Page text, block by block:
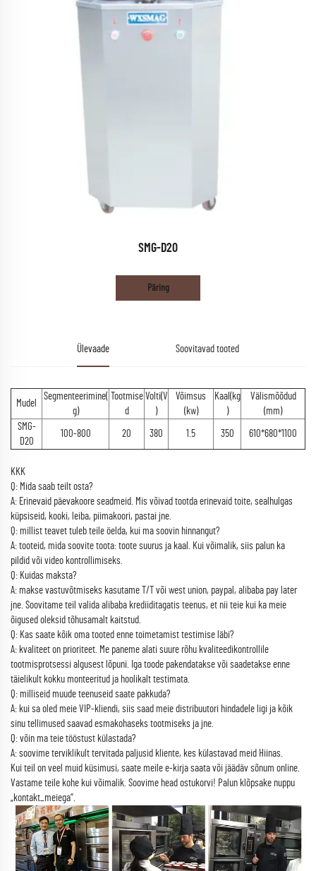
SMG-D20
Päring
Ülevaade Soovitavad tooted
Mudel
Segmenteerimine(
g)
Tootmise
d
Volti(V
)
Võimsus
(kw)
Kaal(kg
)
Välismõõdud
(mm)
SMG-
D20
100-800 20 380 1.5 350 610*680*1100
KKK
Q: Mida saab teilt osta?
A: Erinevaid päevakoore seadmeid. Mis võivad tootda erinevaid toite, sealhulgas
küpsiseid, kooki, leiba, piimakoori, pastai jne.
Q: millist teavet tuleb teile öelda, kui ma soovin hinnangut?
A: tooteid, mida soovite toota: toote suurus ja kaal. Kui võimalik, siis palun ka
pildid või video kontrollimiseks.
Q: Kuidas maksta?
A: makse vastuvõtmiseks kasutame T/T või west union, paypal, alibaba pay later
jne. Soovitame teil valida alibaba krediiditagatis teenus, et nii teie kui ka meie
õigused oleksid tõhusamalt kaitstud.
Q: Kas saate kõik oma tooted enne toimetamist testimise läbi?
A: kvaliteet on prioriteet. Me paneme alati suure rõhu kvaliteedikontrollile
tootmisprotsessi algusest lõpuni. Iga toode pakendatakse või saadetakse enne
täielikult kokku monteeritud ja hoolikalt testimata.
Q: milliseid muude teenuseid saate pakkuda?
A: kui sa oled meie VIP-kliendi, siis saad meie distribuutori hindadele ligi ja kõik
sinu tellimused saavad esmakohaseks tootmiseks ja jne.
Q: võin ma teie tööstust külastada?
A: soovime terviklikult tervitada paljusid kliente, kes külastavad meid Hiinas.
Kui teil on veel muid küsimusi, saate meile e-kirja saata või jäädäv sõnum online.
Vastame teile kohe kui võimalik. Soovime head ostukorvi! Palun klõpsake nuppu
„kontakt_meiega“.